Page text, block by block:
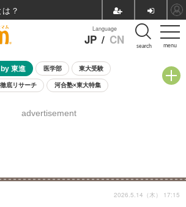
menu
Language
JP / CN search
東進 医学部 東大受験
底リサーチ 河合塾×東大特集
8月開催学校説明会・相談会
advertisement
2026.5.14（木） 17:15